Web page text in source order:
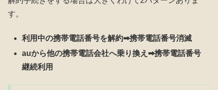
す。
利用中の携帯電話番号を解約➡携帯電話番号消滅
auから他の携帯電話会社へ乗り換え➡携帯電話番号
継続利用